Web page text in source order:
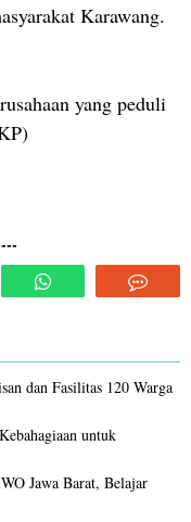
Karawang.
yang peduli
dan Fasilitas 120 Warga
untuk
Jawa Barat, Belajar